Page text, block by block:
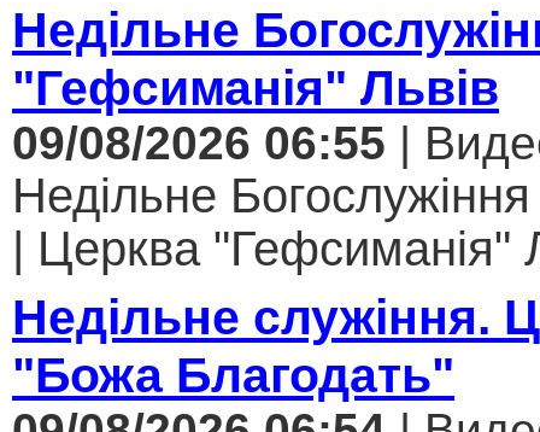
Недільне
"Гефсиманія" Львів
09/08/2026 06:55 |
Недільне
| Церква "Гефсиманія"
Недільне служіння.
"Божа Благодать"